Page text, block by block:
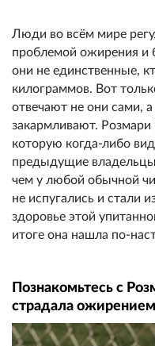
Люди во всём мире
проблемой ожирения и
они не единственные,
килограммов. Вот
отвечают не они сами,
закармливают.
которую когда-либо
предыдущие
чем у любой обычной
не испугались и стали
здоровье этой
итоге она нашла по-
Познакомьтесь с
страдала ожирением